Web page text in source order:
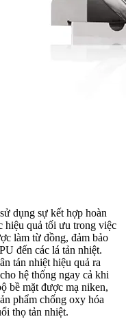
dụng sự kết hợp hoàn
hiệu quả tối ưu trong việc
làm từ đồng, đảm bảo
đến các lá tản nhiệt.
tán nhiệt hiệu quả ra
hệ thống ngay cả khi
bề mặt được mạ niken,
phẩm chống oxy hóa
thọ tản nhiệt.